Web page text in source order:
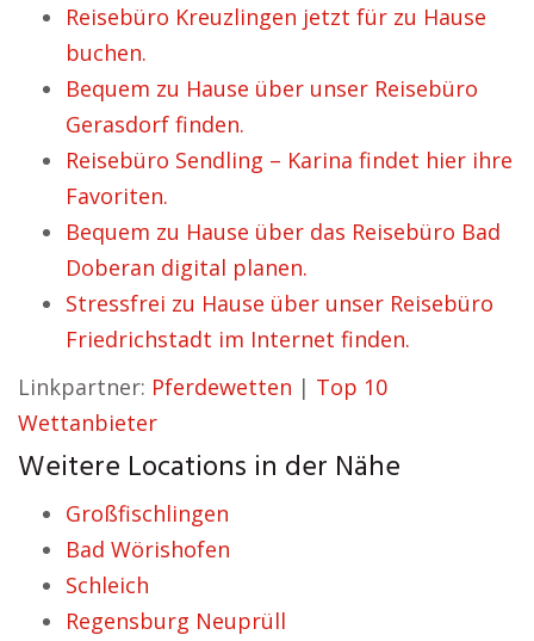
Reisebüro Kreuzlingen jetzt für zu Hause
buchen.
Bequem zu Hause über unser Reisebüro
Gerasdorf finden.
Reisebüro Sendling – Karina findet hier ihre
Favoriten.
Bequem zu Hause über das Reisebüro Bad
Doberan digital planen.
Stressfrei zu Hause über unser Reisebüro
Friedrichstadt im Internet finden.
Linkpartner: Pferdewetten | Top 10
Wettanbieter
Weitere Locations in der Nähe
Großfischlingen
Bad Wörishofen
Schleich
Regensburg Neuprüll